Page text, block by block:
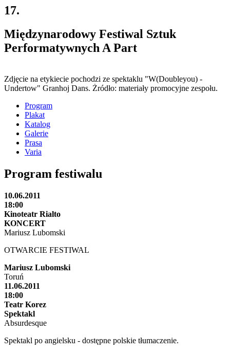
17.
Międzynarodowy Festiwal Sztuk
Performatywnych A Part
Zdjęcie na etykiecie pochodzi ze spektaklu "W(Doubleyou) -
Undertow" Granhoj Dans. Żródło: materiały promocyjne zespołu.
Program
Plakat
Katalog
Galerie
Prasa
Varia
Program festiwalu
10.06.2011
18:00
Kinoteatr Rialto
KONCERT
Mariusz Lubomski
OTWARCIE FESTIWAL
Mariusz Lubomski
Toruń
11.06.2011
18:00
Teatr Korez
Spektakl
Absurdesque
Spektakl po angielsku - dostępne polskie tłumaczenie.